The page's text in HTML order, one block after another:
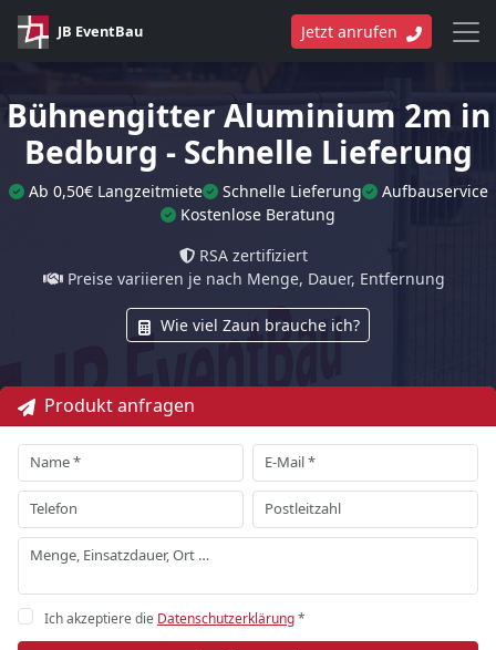
JB EventBau Jetzt anrufen
Bühnengitter Aluminium 2m in
Bedburg - Schnelle Lieferung
Ab 0,50€ Langzeitmiete Schnelle Lieferung
Aufbauservice
Kostenlose Beratung
RSA zertifiziert
Preise variieren je nach Menge, Dauer, Entfernung
Wie viel Zaun brauche ich?
Produkt anfragen
Ich akzeptiere die Datenschutzerklärung*